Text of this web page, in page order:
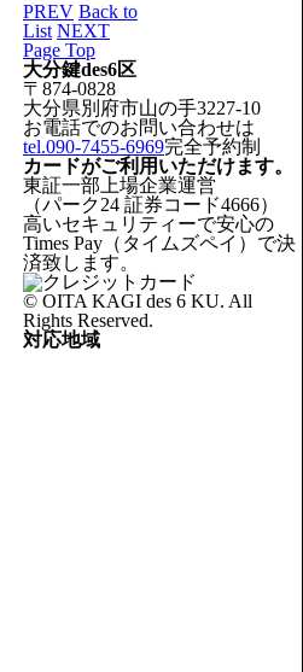
PREV Back to
List NEXT
Page Top
大分鍵des6区
〒874-0828
大分県別府市山の手3227-10
お電話でのお問い合わせは
tel.090-7455-6969完全予約制
カードがご利用いただけます。
東証一部上場企業運営
（パーク24 証券コード4666）
高いセキュリティーで安心の
Times Pay（タイムズペイ）で決
済致します。
© OITA KAGI des 6 KU. All
Rights Reserved.
対応地域